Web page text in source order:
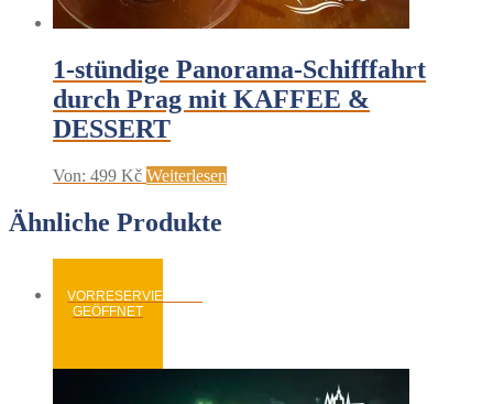
1-stündige Panorama-Schifffahrt
durch Prag mit KAFFEE &
DESSERT
Von: 499 Kč Weiterlesen
Ähnliche Produkte
VORRESERVIERUNG
GEÖFFNET